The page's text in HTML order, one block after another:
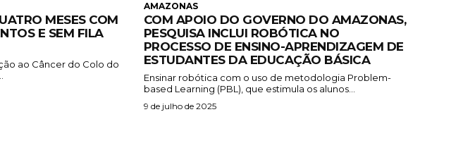
MESES COM
E SEM FILA
ao Câncer do Colo do
AMAZONAS
COM APOIO DO GOVERNO DO AMAZONAS,
PESQUISA INCLUI ROBÓTICA NO
PROCESSO DE ENSINO-APRENDIZAGEM DE
ESTUDANTES DA EDUCAÇÃO BÁSICA
Ensinar robótica com o uso de metodologia Problem-
based Learning (PBL), que estimula os alunos...
9 de julho de 2025